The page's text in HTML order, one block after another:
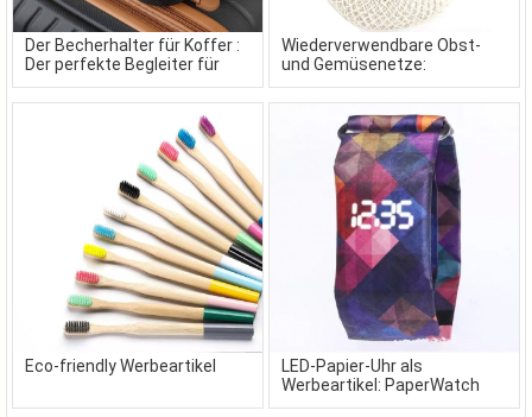
Der Becherhalter für Koffer :
Der perfekte Begleiter für
Kaffeeliebhaber und
Reisende
Wiederverwendbare Obst-
und Gemüsenetze:
Nachhaltige Einkaufshelfer
Eco-friendly Werbeartikel
LED-Papier-Uhr als
Werbeartikel: PaperWatch